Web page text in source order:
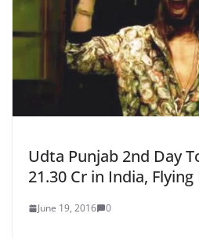
Udta Punjab 2nd Day
21.30 Cr in India, Flying
June 19, 2016 0